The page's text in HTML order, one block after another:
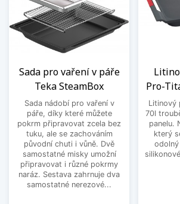
Sada pro vaření v páře
Teka SteamBox
Sada nádobí pro vaření v
páře, díky které můžete
pokrm připravovat zcela bez
tuku, ale se zachováním
původní chuti i vůně. Dvě
samostatné misky umožní
připravovat i různé pokrmy
naráz. Sestava zahrnuje dva
samostatné nerezové...
Pro-
Litinový
70l
panelu.
který